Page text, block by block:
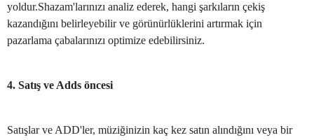
yoldur.Shazam'larınızı analiz ederek, hangi şarkıların çekiş
kazandığını belirleyebilir ve görünürlüklerini artırmak için
pazarlama çabalarınızı optimize edebilirsiniz.
4. Satış ve Adds öncesi
Satışlar ve ADD'ler, müziğinizin kaç kez satın alındığını veya bir